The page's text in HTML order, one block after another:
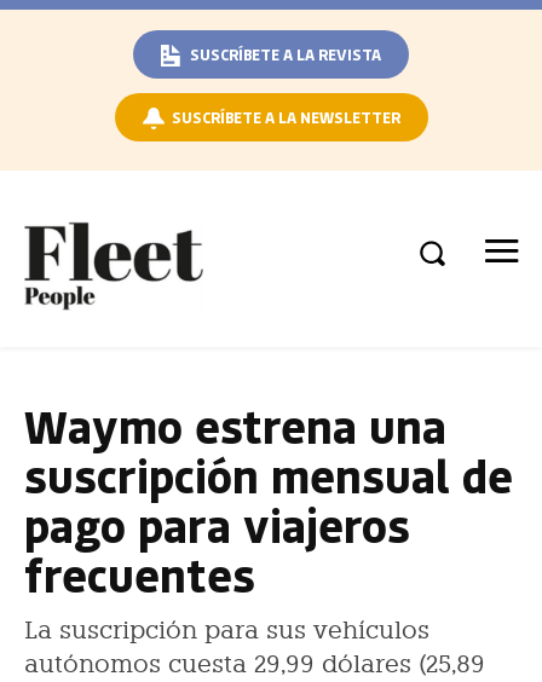
SUSCRÍBETE A LA REVISTA
SUSCRÍBETE A LA NEWSLETTER
Waymo estrena una
suscripción mensual de
pago para viajeros
frecuentes
La suscripción para sus vehículos
autónomos cuesta 29,99 dólares (25,89